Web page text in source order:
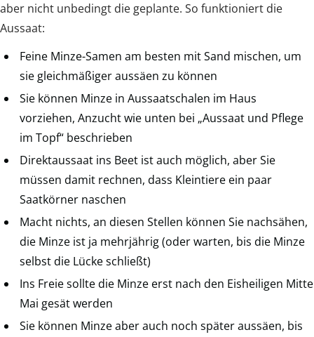
aber nicht unbedingt die geplante. So funktioniert die
Aussaat:
Feine Minze-Samen am besten mit Sand mischen, um
sie gleichmäßiger aussäen zu können
Sie können Minze in Aussaatschalen im Haus
vorziehen, Anzucht wie unten bei „Aussaat und Pflege
im Topf“ beschrieben
Direktaussaat ins Beet ist auch möglich, aber Sie
müssen damit rechnen, dass Kleintiere ein paar
Saatkörner naschen
Macht nichts, an diesen Stellen können Sie nachsähen,
die Minze ist ja mehrjährig (oder warten, bis die Minze
selbst die Lücke schließt)
Ins Freie sollte die Minze erst nach den Eisheiligen Mitte
Mai gesät werden
Sie können Minze aber auch noch später aussäen, bis